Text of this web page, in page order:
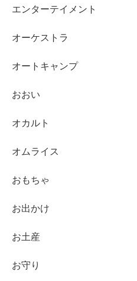
エンターテイメント
オーケストラ
オートキャンプ
おおい
オカルト
オムライス
おもちゃ
お出かけ
お土産
お守り